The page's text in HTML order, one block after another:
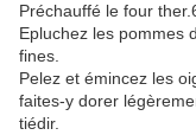
Préchauffé le four
Epluchez les pommes
fines.
Pelez et émincez les
faites-y dorer
tiédir.